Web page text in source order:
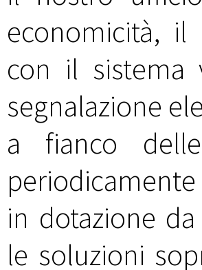
economicità,
con il sistema
segnalazione
a fianco
in dotazione
le soluzioni